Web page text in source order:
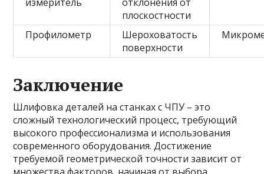
плоскостности
Профилометр
Шероховатость
поверхности
Заключение
Шлифовка деталей на станках с ЧПУ – это
сложный технологический процесс, требующий
высокого профессионализма и использования
современного оборудования. Достижение
требуемой геометрической точности зависит от